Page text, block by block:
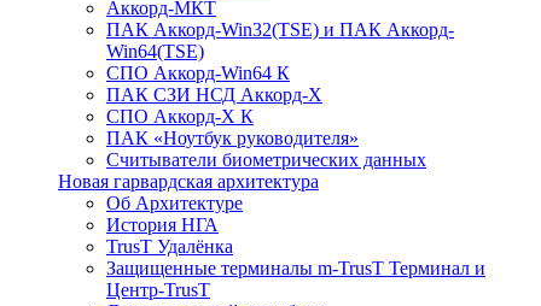
Аккорд-МКТ
ПАК Аккорд-Win32(TSE) и ПАК Аккорд-
Win64(TSE)
СПО Аккорд-Win64 К
ПАК СЗИ НСД Аккорд-X
СПО Аккорд-X К
ПАК «Ноутбук руководителя»
Cчитыватели биометрических данных
Новая гарвардская архитектура
Об Архитектуре
История НГА
TrusT Удалёнка
Защищенные терминалы m-TrusT Терминал и
Центр-TrusT